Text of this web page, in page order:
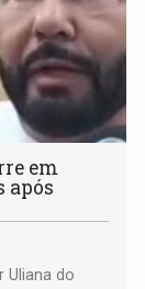
em
após
Uliana do